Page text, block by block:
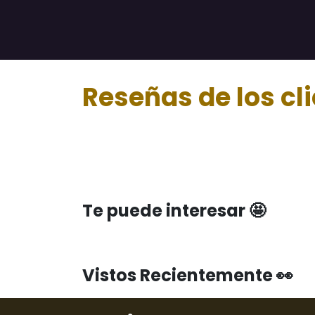
Reseñas de los
Te puede interesar 🤩
Vistos Recientemente 👀